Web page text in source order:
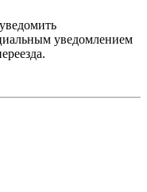
уведомлением